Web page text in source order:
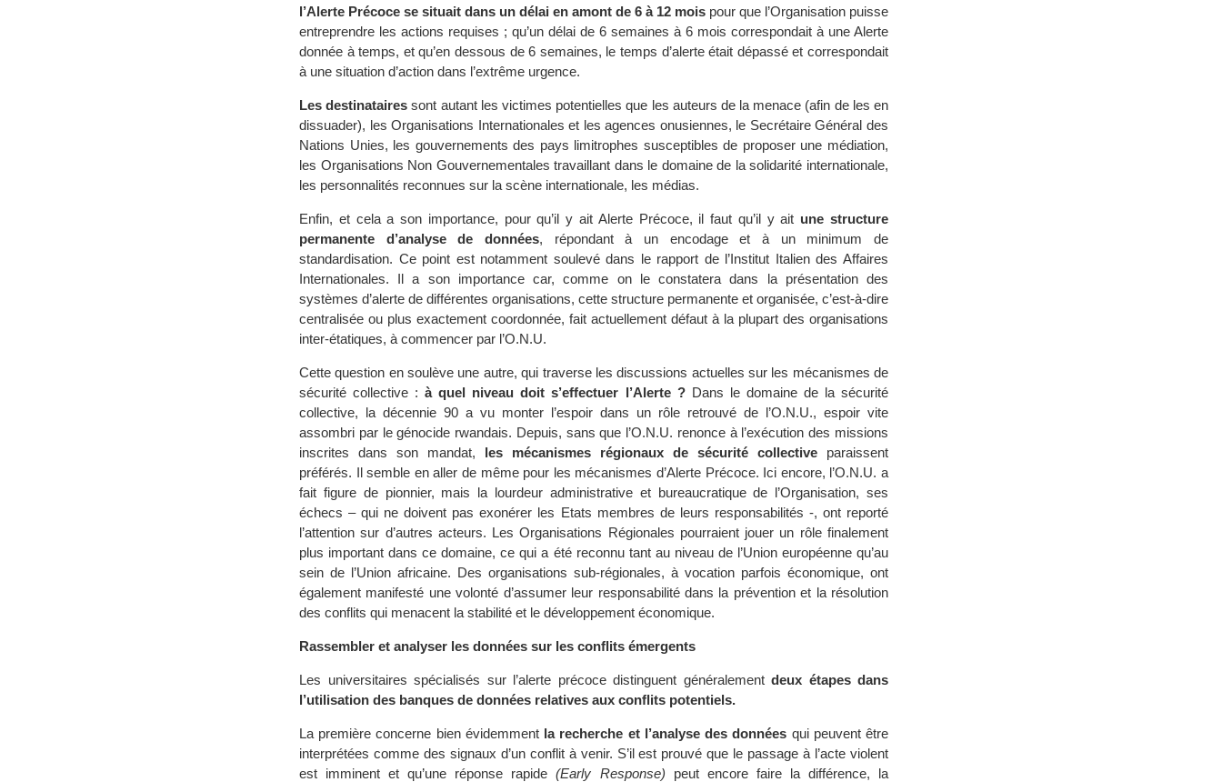
l’Alerte Précoce se situait dans un délai en amont de 6 à 12 mois pour que l’Organisation puisse
entreprendre les actions requises ; qu’un délai de 6 semaines à 6 mois correspondait à une Alerte
donnée à temps, et qu’en dessous de 6 semaines, le temps d’alerte était dépassé et correspondait
à une situation d’action dans l’extrême urgence.
Les destinataires sont autant les victimes potentielles que les auteurs de la menace (afin de les en
dissuader), les Organisations Internationales et les agences onusiennes, le Secrétaire Général des
Nations Unies, les gouvernements des pays limitrophes susceptibles de proposer une médiation,
les Organisations Non Gouvernementales travaillant dans le domaine de la solidarité internationale,
les personnalités reconnues sur la scène internationale, les médias.
Enfin, et cela a son importance, pour qu’il y ait Alerte Précoce, il faut qu’il y ait une structure
permanente d’analyse de données, répondant à un encodage et à un minimum de
standardisation. Ce point est notamment soulevé dans le rapport de l’Institut Italien des Affaires
Internationales. Il a son importance car, comme on le constatera dans la présentation des
systèmes d’alerte de différentes organisations, cette structure permanente et organisée, c’est-à-dire
centralisée ou plus exactement coordonnée, fait actuellement défaut à la plupart des organisations
inter-étatiques, à commencer par l’O.N.U.
Cette question en soulève une autre, qui traverse les discussions actuelles sur les mécanismes de
sécurité collective :à quel niveau doit s’effectuer l’Alerte ?Dans le domaine de la sécurité
collective, la décennie 90 a vu monter l’espoir dans un rôle retrouvé de l’O.N.U., espoir vite
assombri par le génocide rwandais. Depuis, sans que l’O.N.U. renonce à l’exécution des missions
inscrites dans son mandat, les mécanismes régionaux de sécurité collective paraissent
préférés. Il semble en aller de même pour les mécanismes d’Alerte Précoce. Ici encore, l’O.N.U. a
fait figure de pionnier, mais la lourdeur administrative et bureaucratique de l’Organisation, ses
échecs – qui ne doivent pas exonérer les Etats membres de leurs responsabilités -, ont reporté
l’attention sur d’autres acteurs. Les Organisations Régionales pourraient jouer un rôle finalement
plus important dans ce domaine, ce qui a été reconnu tant au niveau de l’Union européenne qu’au
sein de l’Union africaine. Des organisations sub-régionales, à vocation parfois économique, ont
également manifesté une volonté d’assumer leur responsabilité dans la prévention et la résolution
des conflits qui menacent la stabilité et le développement économique.
Rassembler et analyser les données sur les conflits émergents
Les universitaires spécialisés sur l’alerte précoce distinguent généralement deux étapes dans
l’utilisation des banques de données relatives aux conflits potentiels.
La première concerne bien évidemment la recherche et l’analyse des données qui peuvent être
interprétées comme des signaux d’un conflit à venir. S’il est prouvé que le passage à l’acte violent
est imminent et qu’une réponse rapide(Early Response) peut encore faire la différence, la